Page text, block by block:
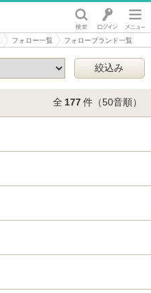
フォロー一覧 フォローブランド一覧
全 177件（50音順）